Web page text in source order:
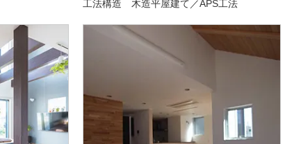
工法構造 木造平屋建て／APS工法